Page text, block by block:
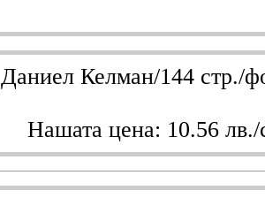
Даниел Келман/144 стр./
Нашата цена: 10.56 лв./